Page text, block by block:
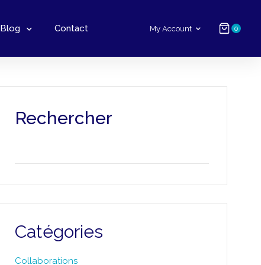
Blog Contact My Account 0
Rechercher
Catégories
Collaborations